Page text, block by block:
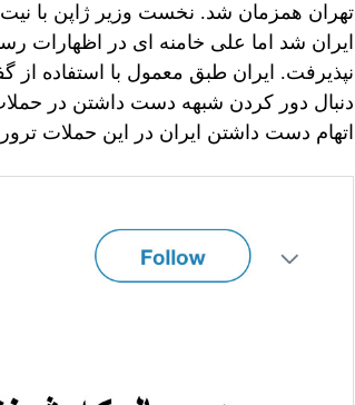
تهران همزمان شد. نخست وزیر ژاپن با
ایران شد اما علی خامنه ای در
نپذیرفت. ایران طبق معمول با استفاده
دنبال دور کردن شبهه دست داشتن در
اتهام دست داشتن ایران در این حملات